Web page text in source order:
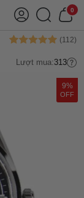
0
Lượt mua:313
9%
OFF